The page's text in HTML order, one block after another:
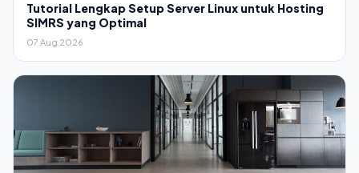
Tutorial Lengkap Setup Server Linux untuk Hosting
SIMRS yang Optimal
07 Aug 2026